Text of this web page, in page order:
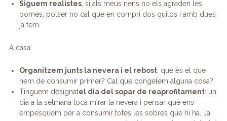
Siguem realistes, si als meus nens no els agraden les
pomes, potser no cal que en compri dos quilos i amb dues
ja fem.
A casa:
Organitzem junts la nevera i el rebost; què és el que
hem de consumir primer? Cal que congelem alguna cosa?
Tinguem designatel dia del sopar de reaprofitament: un
dia a la setmana toca mirar la nevera i pensar què ens
empesquem per a consumir totes les sobres que hi ha. Ja